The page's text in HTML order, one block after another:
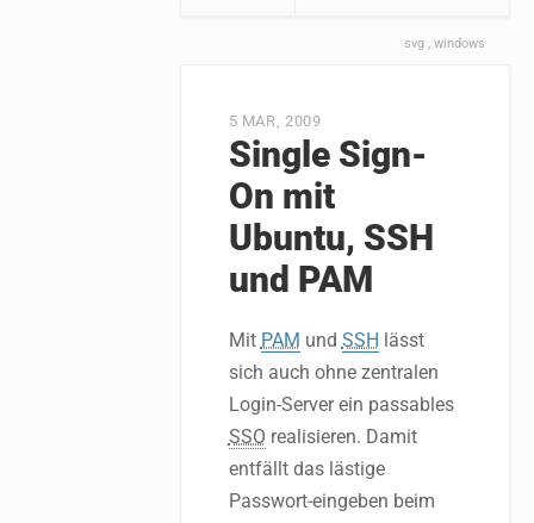
svg windows
5 MAR, 2009
Single Sign-
On mit
Ubuntu, SSH
und PAM
Mit PAM und SSH lässt
sich auch ohne zentralen
Login-Server ein passables
SSO realisieren. Damit
entfällt das lästige
Passwort-eingeben beim